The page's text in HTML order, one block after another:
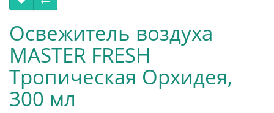
Освежитель воздуха
MASTER FRESH
Тропическая Орхидея,
300 мл